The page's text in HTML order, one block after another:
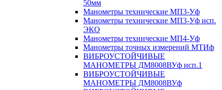
50мм
Манометры технические МП3-Уф
Манометры технические МП3-Уф исп.
ЭКО
Манометры технические МП4-Уф
Манометры точных измерений МТИф
ВИБРОУСТОЙЧИВЫЕ
МАНОМЕТРЫ ДМ8008ВУф исп.1
ВИБРОУСТОЙЧИВЫЕ
МАНОМЕТРЫ ДМ8008ВУф